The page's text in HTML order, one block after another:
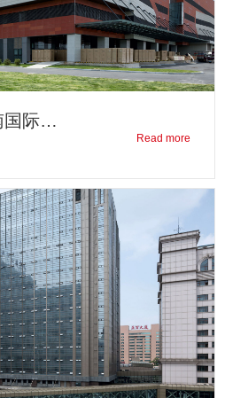
中国医科大学浑南国际医院
Read more